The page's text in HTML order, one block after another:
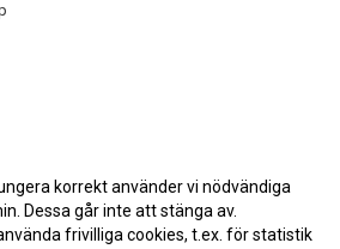
korrekt använder vi nödvändiga
Dessa går inte att stänga av.
frivilliga cookies, t.ex. för statistik